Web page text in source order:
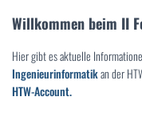
Willkommen beim II
Hier gibt es aktuelle
Ingenieurinformatikan der
HTW-Account.